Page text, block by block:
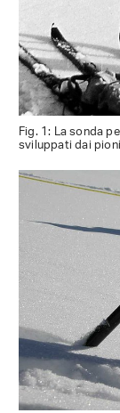
Fig. 1: La sonda
sviluppati dai